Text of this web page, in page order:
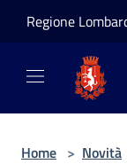
Regione
Home > Novità